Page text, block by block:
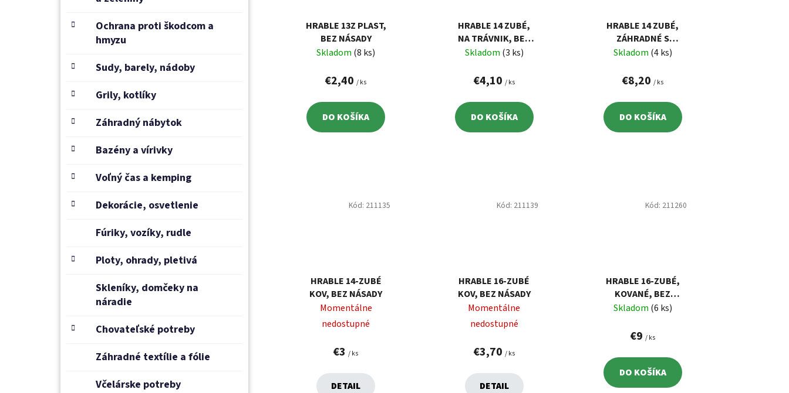
Ochrana proti škodcom a
hmyzu
Sudy, barely, nádoby
Grily, kotlíky
Záhradný nábytok
Bazény a vírivky
Voľný čas a kemping
Dekorácie, osvetlenie
Fúriky, vozíky, rudle
Ploty, ohrady, pletivá
Skleníky, domčeky na
náradie
Chovateľské potreby
Záhradné textílie a fólie
Včelárske potreby
HRABLE 13Z PLAST,
BEZ NÁSADY
Skladom (8 ks)
€2,40/ ks
DO KOŠÍKA
HRABLE 14 ZUBÉ,
NA TRÁVNIK, BEZ
NÁSADY
Skladom (3 ks)
€4,10 / ks
DO KOŠÍKA
HRABLE 14 ZUBÉ,
ZÁHRADNÉ S
NÁSADOU 160 CM
Skladom (4 ks)
€8,20 / ks
DO KOŠÍKA
HRABLE 14-ZUBÉ
KOV, BEZ NÁSADY
Momentálne
nedostupné
€3/ ks
DETAIL
Kód: 211135
HRABLE 16-ZUBÉ
KOV, BEZ NÁSADY
Momentálne
nedostupné
€3,70 / ks
DETAIL
Kód: 211139
HRABLE 16-ZUBÉ,
KOVANÉ, BEZ
NÁSADY
Skladom (6 ks)
€9 / ks
DO KOŠÍKA
Kód: 211260